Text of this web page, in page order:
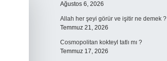
Ağustos 6, 2026
Allah her şeyi görür ve işitir ne demek ?
Temmuz 21, 2026
Cosmopolitan kokteyl tatlı mı ?
Temmuz 17, 2026